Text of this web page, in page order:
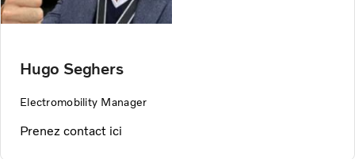
Hugo Seghers
Electromobility Manager
Prenez contact ici